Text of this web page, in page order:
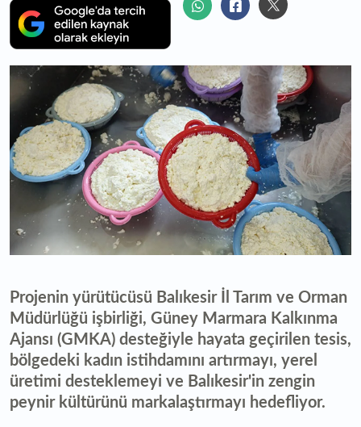
Projenin yürütücüsü Balıkesir İl Tarım ve Orman
Müdürlüğü işbirliği, Güney Marmara Kalkınma
Ajansı (GMKA) desteğiyle hayata geçirilen tesis,
bölgedeki kadın istihdamını artırmayı, yerel
üretimi desteklemeyi ve Balıkesir'in zengin
peynir kültürünü markalaştırmayı hedefliyor.